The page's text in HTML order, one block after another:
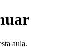
aula.